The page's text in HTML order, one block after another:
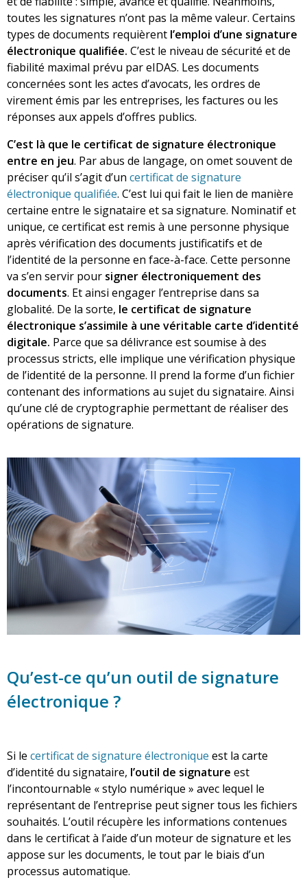
toutes les signatures n’ont pas la même valeur. Certains
types de documents requièrent l’emploi d’une signature
électronique qualifiée. C’est le niveau de sécurité et de
fiabilité maximal prévu par eIDAS. Les documents
concernées sont les actes d’avocats, les ordres de
virement émis par les entreprises, les factures ou les
réponses aux appels d’offres publics.
C’est là que le certificat de signature électronique
entre en jeu. Par abus de langage, on omet souvent de
préciser qu’il s’agit d’un certificat de signature
électronique qualifiée. C’est lui qui fait le lien de manière
certaine entre le signataire et sa signature. Nominatif et
unique, ce certificat est remis à une personne physique
après vérification des documents justificatifs et de
l’identité de la personne en face-à-face. Cette personne
va s’en servir pour signer électroniquement des
documents. Et ainsi engager l’entreprise dans sa
globalité. De la sorte, le certificat de signature
électronique s’assimile à une véritable carte d’identité
digitale. Parce que sa délivrance est soumise à des
processus stricts, elle implique une vérification physique
de l’identité de la personne. Il prend la forme d’un fichier
contenant des informations au sujet du signataire. Ainsi
qu’une clé de cryptographie permettant de réaliser des
opérations de signature.
Qu’est-ce qu’un outil de signature
électronique ?
Si le certificat de signature électronique est la carte
d’identité du signataire, l’outil de signature est
l’incontournable « stylo numérique » avec lequel le
représentant de l’entreprise peut signer tous les fichiers
souhaités. L’outil récupère les informations contenues
dans le certificat à l’aide d’un moteur de signature et les
appose sur les documents, le tout par le biais d’un
processus automatique.